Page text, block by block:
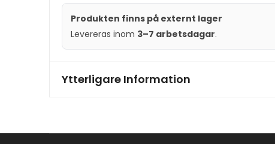
Produkten finns på externt lager
Levereras inom 3–7 arbetsdagar.
Ytterligare Information